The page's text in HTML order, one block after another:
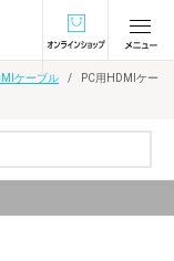
オンラインショ
ケーブル
PC用HDMIケー